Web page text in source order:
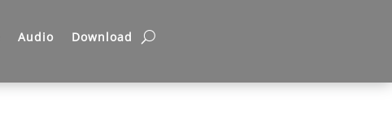
Audio Download